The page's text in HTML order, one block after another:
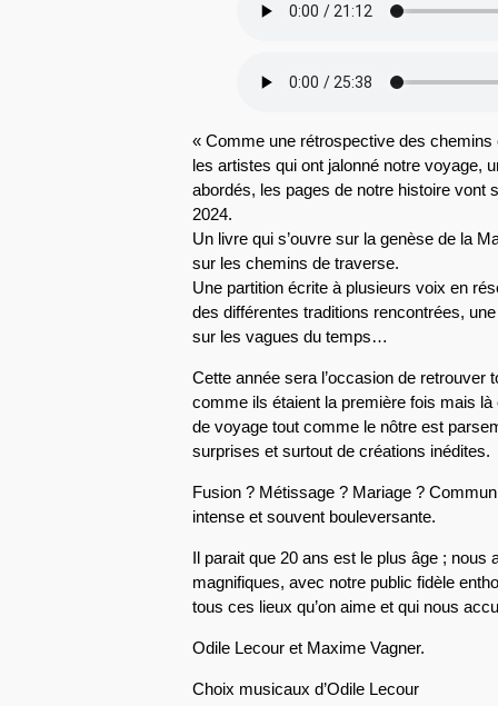
« Comme une rétrospective des
les artistes qui ont jalonné notre voyage,
abordés, les pages de notre histoire vont
2024.
Un livre qui s’ouvre sur la genèse de la
sur les chemins de traverse.
Une partition écrite à plusieurs voix en
des différentes traditions rencontrées,
sur les vagues du temps…
Cette année sera l’occasion de retrouver
comme ils étaient la première fois mais là
de voyage tout comme le nôtre est
surprises et surtout de créations inédites.
Fusion ? Métissage ? Mariage ?
intense et souvent bouleversante.
Il parait que 20 ans est le plus âge ; nous
magnifiques, avec notre public fidèle
tous ces lieux qu’on aime et qui nous
Odile Lecour et Maxime Vagner.
Choix musicaux d’Odile Lecour